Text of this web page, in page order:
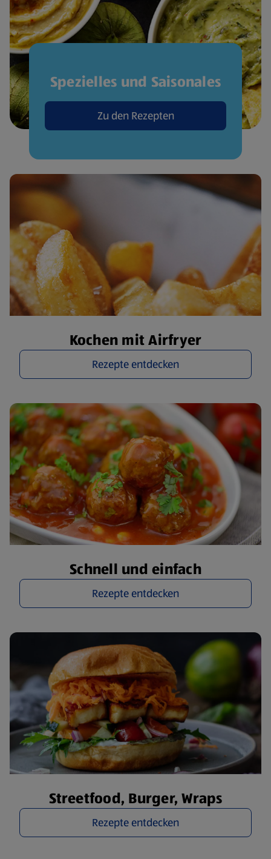
Spezielles und Saisonales
Zu den Rezepten
Kochen mit Airfryer
Rezepte entdecken
Schnell und einfach
Rezepte entdecken
Streetfood, Burger, Wraps
Rezepte entdecken